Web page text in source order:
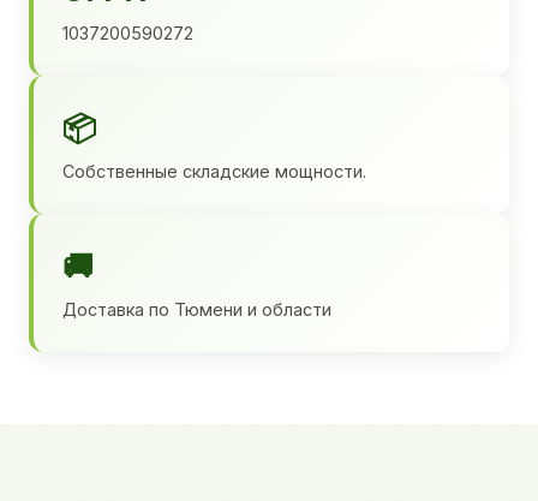
1037200590272
📦
Собственные складские мощности.
🚚
Доставка по Тюмени и области